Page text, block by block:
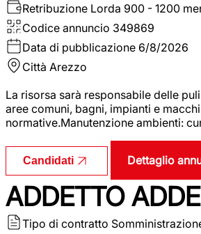
Retribuzione Lorda 900 - 1200
Codice annuncio 349869
Data di pubblicazione 6/8/2026
Città Arezzo
La risorsa sarà responsabile delle
aree comuni, bagni, impianti e
normative.Manutenzione ambienti:
Candidati Dettaglio
ADDETTO
Tipo di contratto